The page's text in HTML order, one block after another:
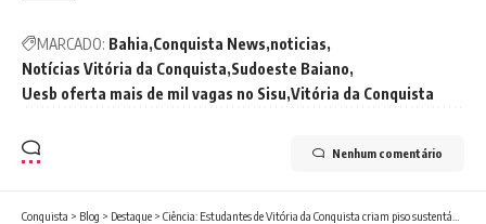
MARCADO: Bahia Conquista News noticias
Notícias Vitória da Conquista Sudoeste Baiano
Uesb oferta mais de mil vagas no Sisu Vitória da Conquista
Nenhum comentário
Conquista > Blog > Destaque > Ciência: Estudantes de Vitória da Conquista criam piso sustentável feito com garrafas PET